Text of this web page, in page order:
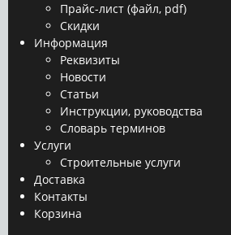
Прайс-лист (файл, pdf)
Скидки
Информация
Реквизиты
Новости
Статьи
Инструкции, руководства
Словарь терминов
Услуги
Строительные услуги
Доставка
Контакты
Корзина